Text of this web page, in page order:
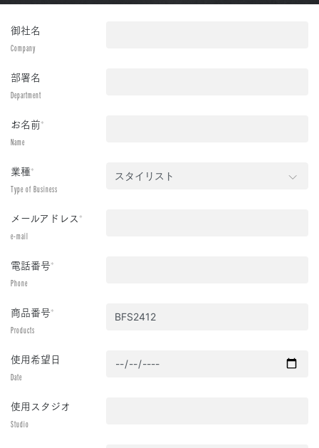
御社名
Company
部署名
Department
お名前*
Name
業種*
Type of Business
メールアドレス*
e-mail
電話番号*
Phone
商品番号*
Products
使用希望日
Date
使用スタジオ
Studio